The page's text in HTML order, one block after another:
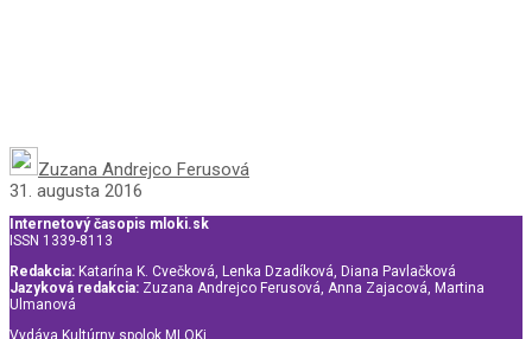
Zuzana Andrejco Ferusová
31. augusta 2016
Internetový časopis mloki.sk
ISSN 1339-8113
Redakcia: Katarína K. Cvečková, Lenka Dzadíková, Diana Pavlačková
Jazyková redakcia: Zuzana Andrejco Ferusová, Anna Zajacová, Martina
Ulmanová